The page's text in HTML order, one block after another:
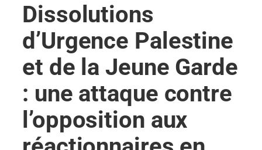
e
Dissolutions
d’Urgence Palestine
et de la Jeune Garde
: une attaque contre
l’opposition aux